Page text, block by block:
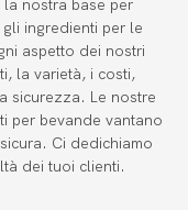
la nostra base per
ingredienti per le
aspetto dei nostri
la varietà, i costi,
sicurezza. Le nostre
per bevande vantano
Ci dedichiamo
dei tuoi clienti.